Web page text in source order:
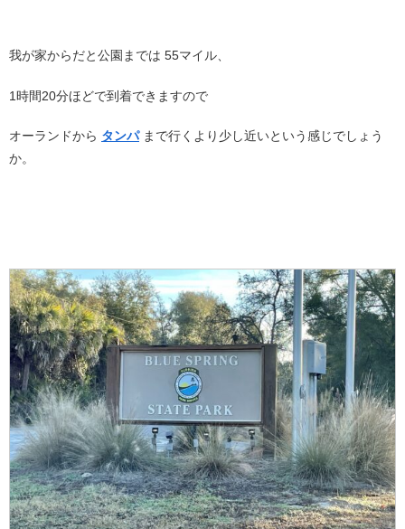
我が家からだと公園までは 55マイル、
1時間20分ほどで到着できますので
オーランドから タンパまで行くより少し近いという感じでしょう
か。